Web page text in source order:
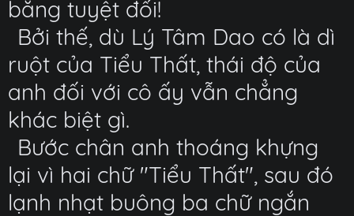
bằng tuyệt đối!
Bởi thế, dù Lý Tâm Dao có là dì
ruột của Tiểu Thất, thái độ của
anh đối với cô ấy vẫn chẳng
khác biệt gì.
Bước chân anh thoáng khựng
lại vì hai chữ "Tiểu Thất", sau đó
lạnh nhạt buông ba chữ ngắn